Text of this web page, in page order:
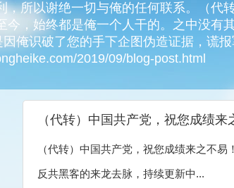
，所以谢绝一切与俺的任何联系。（代
今，始终都是俺一个人干的。之中没有
俺识破了您的手下企图伪造证据，谎
2019/09/blog-post.html
（代转）中国共产党，祝您成绩
（代转）中国共产党，祝您成绩来之不
反共黑客的来龙去脉，持续更新中...